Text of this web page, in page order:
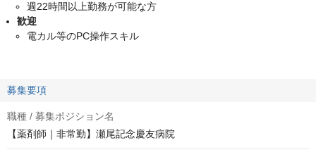
週22時間以上勤務が可能な方
歓迎
電カル等のPC操作スキル
募集要項
職種 / 募集ポジション名
【薬剤師｜非常勤】瀬尾記念慶友病院